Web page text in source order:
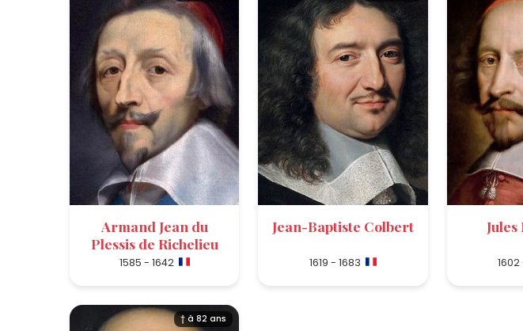
Armand Jean du
Plessis de Richelieu
1585 - 1642
Jean-Baptiste Colbert
1619 - 1683 1602
† à 82 ans